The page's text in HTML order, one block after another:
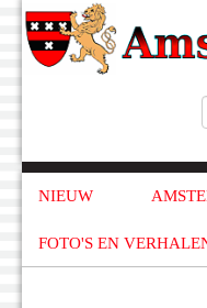
NIEUW
FOTO'S EN